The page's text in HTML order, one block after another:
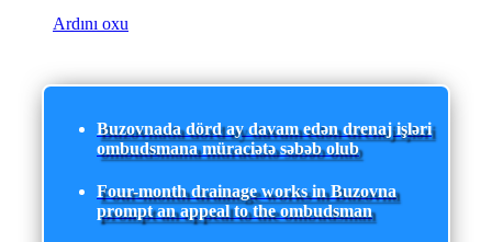
Ardını oxu
Buzovnada dörd ay davam edən drenaj işləri
ombudsmana müraciətə səbəb olub
Four-month drainage works in Buzovna
prompt an appeal to the ombudsman